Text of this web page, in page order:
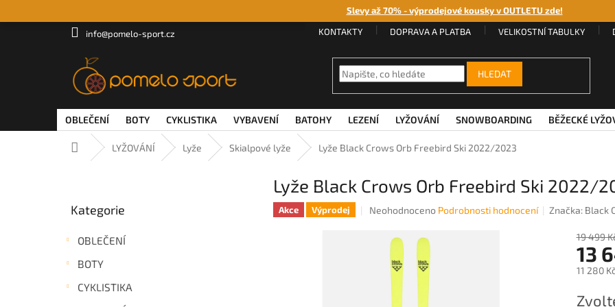
Slevy až 70% - výprodejové kousky v OUTLETU zde!
info@pomelo-sport.cz KONTAKTY DOPRAVA A PLATBA VELIKOSTNÍ TABULKY
HLEDAT
OBLEČENÍ BOTY CYKLISTIKA VYBAVENÍ BATOHY LEZENÍ LYŽOVÁNÍ SNOWBOARDING BĚŽECKÉ
Domů LYŽOVÁNÍ Lyže Skialpové lyže Lyže Black Crows Orb Freebird Ski 2022/2023
kategorie
Kategorie
OBLEČENÍ
BOTY
CYKLISTIKA
Lyže Black Crows Orb Freebird Ski 2022/
Akce Výprodej
Průměrné
produktu
hvězdiček.
Neohodnoceno Podrobnosti hodnocení Značka: Black
19 499
13
11 280
cena: